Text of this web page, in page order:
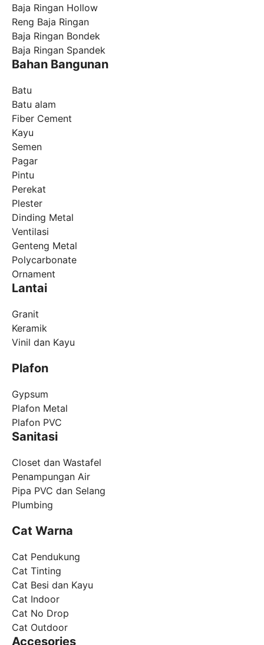
Baja Ringan Hollow
Reng Baja Ringan
Baja Ringan Bondek
Baja Ringan Spandek
Bahan Bangunan
Batu
Batu alam
Fiber Cement
Kayu
Semen
Pagar
Pintu
Perekat
Plester
Dinding Metal
Ventilasi
Genteng Metal
Polycarbonate
Ornament
Lantai
Granit
Keramik
Vinil dan Kayu
Plafon
Gypsum
Plafon Metal
Plafon PVC
Sanitasi
Closet dan Wastafel
Penampungan Air
Pipa PVC dan Selang
Plumbing
Cat Warna
Cat Pendukung
Cat Tinting
Cat Besi dan Kayu
Cat Indoor
Cat No Drop
Cat Outdoor
Accesories